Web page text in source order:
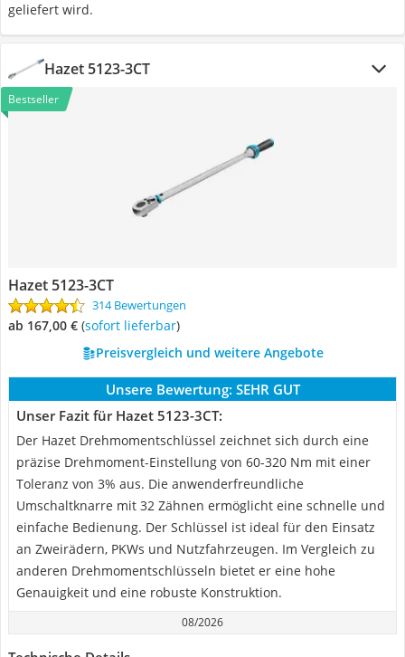
geliefert wird.
Hazet 5123-3CT
Bestseller
Hazet 5123-3CT
314 Bewertungen
ab 167,00 € ( Sofort lieferbar)
Preisvergleich und weitere Angebote
Unsere Bewertung: SEHR GUT
Unser Fazit für Hazet 5123-3CT:
Der Hazet Drehmomentschlüssel zeichnet sich durch eine
präzise Drehmoment-Einstellung von 60-320 Nm mit einer
Toleranz von 3% aus. Die anwenderfreundliche
Umschaltknarre mit 32 Zähnen ermöglicht eine schnelle und
einfache Bedienung. Der Schlüssel ist ideal für den Einsatz
an Zweirädern, PKWs und Nutzfahrzeugen. Im Vergleich zu
anderen Drehmomentschlüsseln bietet er eine hohe
Genauigkeit und eine robuste Konstruktion.
08/2026